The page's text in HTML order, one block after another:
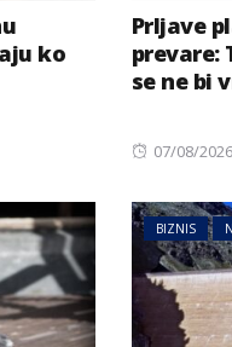
ko
Prljave
prevare:
se ne bi
Posted
07/08/2026
BIZNIS
zbog